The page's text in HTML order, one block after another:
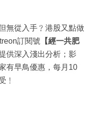
無從入手﹖港股又點做
訂閱號 【經一共肥
供深入淺出分析；影
有早鳥優惠，每月10
﹗